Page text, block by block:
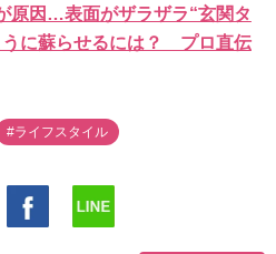
原因…表面がザラザラ“玄関タ
うに蘇らせるには？ プロ直伝
#ライフスタイル